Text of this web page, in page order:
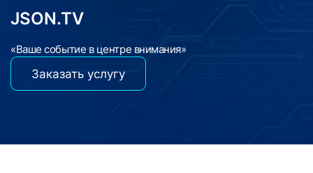
JSON.TV
«Ваше событие в центре внимания»
Заказать услугу